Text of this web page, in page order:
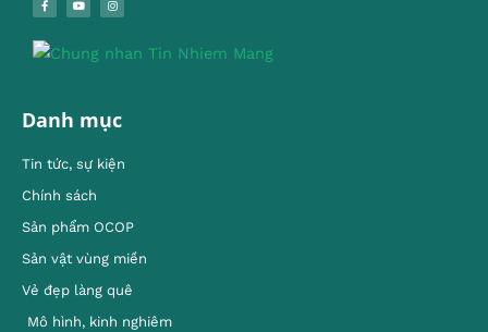
Danh mục
Tin tức, sự kiện
Chính sách
Sản phẩm OCOP
Sản vật vùng miền
Vẻ đẹp làng quê
Mô hình, kinh nghiêm